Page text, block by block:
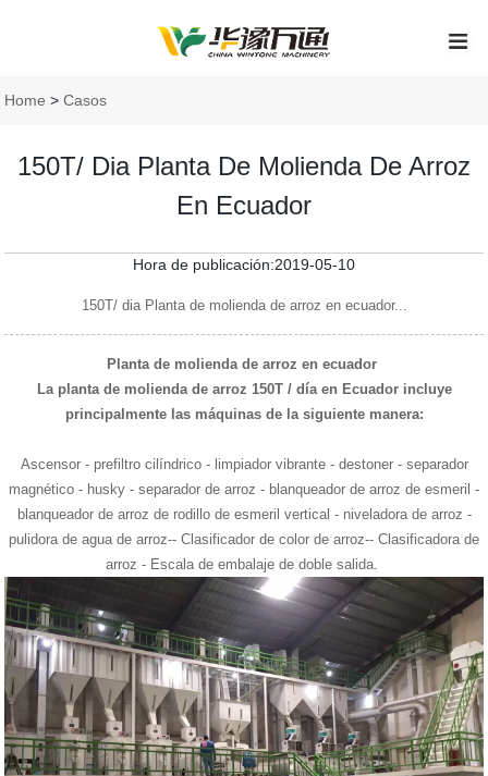
Home >Casos
150T/ Dia Planta De Molienda De Arroz
En Ecuador
Hora de publicación:2019-05-10
150T/ dia Planta de molienda de arroz en ecuador...
Planta de molienda de arroz en ecuador
La planta de molienda de arroz 150T / día en Ecuador incluye
principalmente las máquinas de la siguiente manera:
Ascensor - prefiltro cilíndrico - limpiador vibrante - destoner - separador
magnético - husky - separador de arroz - blanqueador de arroz de esmeril -
blanqueador de arroz de rodillo de esmeril vertical - niveladora de arroz -
pulidora de agua de arroz-- Clasificador de color de arroz-- Clasificadora de
arroz - Escala de embalaje de doble salida.